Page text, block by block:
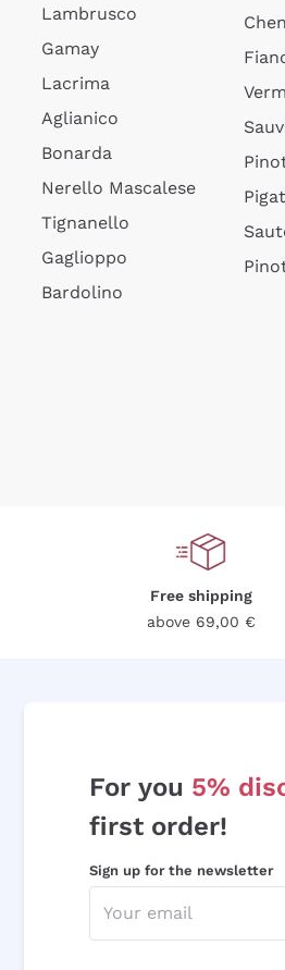
Lambrusco
Gamay
Lacrima
Aglianico
Bonarda
Nerello Mascalese
Tignanello
Gaglioppo
Bardolino
Free shipping
above 69,00 €
For you 5%
first order!
Sign up for the newsletter